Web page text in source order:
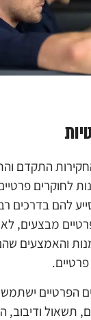
התקדם
לחוקרים
להם בדרכים
מבצעים,
והאמצעים
הפרטיים
תשאול